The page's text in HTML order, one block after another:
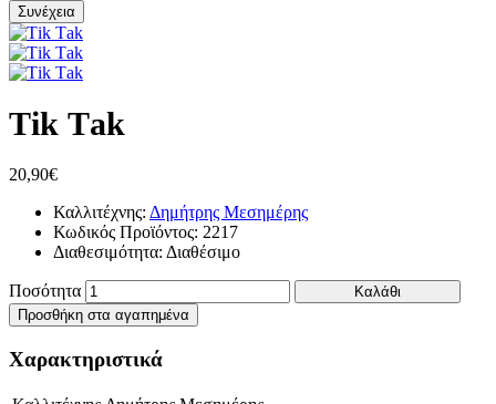
Συνέχεια
Τik Τak
20,90€
Καλλιτέχνης: Δημήτρης Μεσημέρης
Κωδικός Προϊόντος: 2217
Διαθεσιμότητα: Διαθέσιμο
Ποσότητα
Καλάθι
Προσθήκη στα αγαπημένα
Χαρακτηριστικά